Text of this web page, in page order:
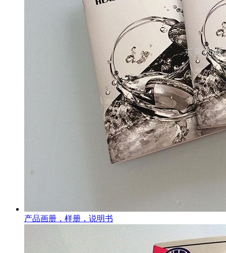
产品画册，样册，说明书